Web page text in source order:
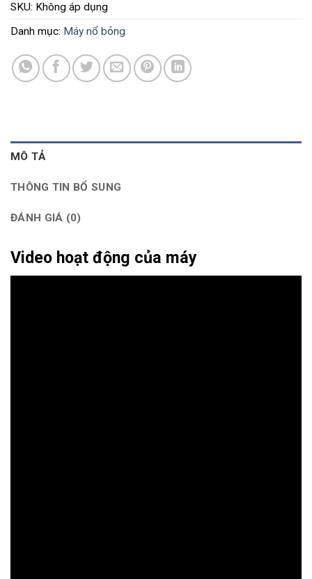
SKU: Không áp dụng
Danh mục: Máy nổ bỏng
MÔ TẢ
THÔNG TIN BỔ SUNG
ĐÁNH GIÁ (0)
Video hoạt động của máy